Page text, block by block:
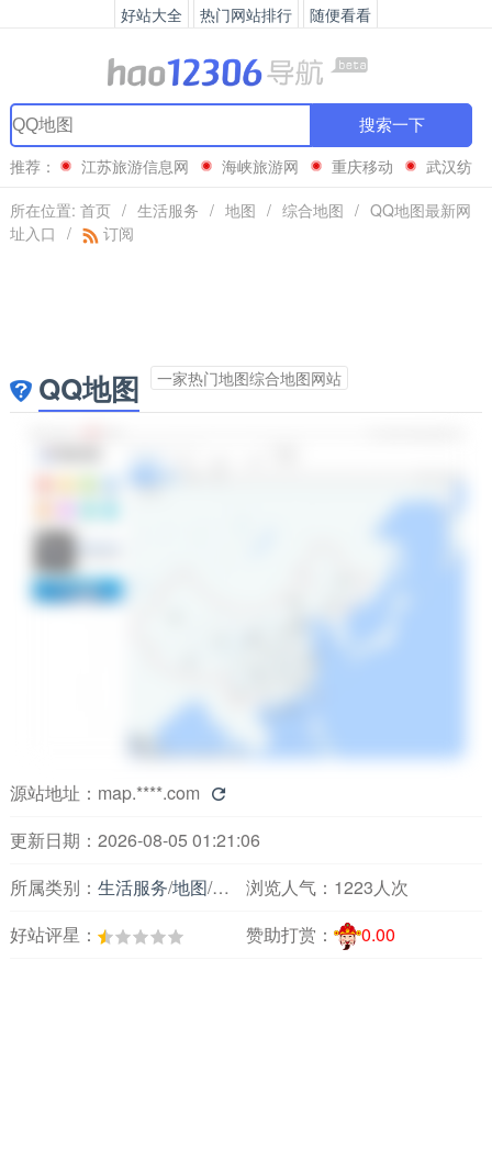
好站大全 热门网站排行 随便看看
搜索一下
推荐： 江苏旅游信息网 海峡旅游网 重庆移动
武汉纺
所在位置: 首页 / 生活服务 / 地图 / 综合地图 / QQ地图最新网
址入口 / 订阅
QQ地图 一家热门地图综合地图网站
源站地址： map.****.com 
更新日期：2026-08-05 01:21:06
所属类别： 生活服务/地图/综合地图浏览人气： 1223人次
好站评星：
赞助打赏： 0.00